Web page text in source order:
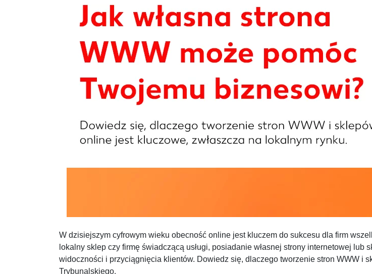
W dzisiejszym cyfrowym wieku obecność online jest kluczem do sukcesu dla firm
lokalny sklep czy firmę świadczącą usługi, posiadanie własnej strony internetowej
widoczności i przyciągnięcia klientów. Dowiedz się, dlaczego tworzenie stron WWW i
Trybunalskiego.